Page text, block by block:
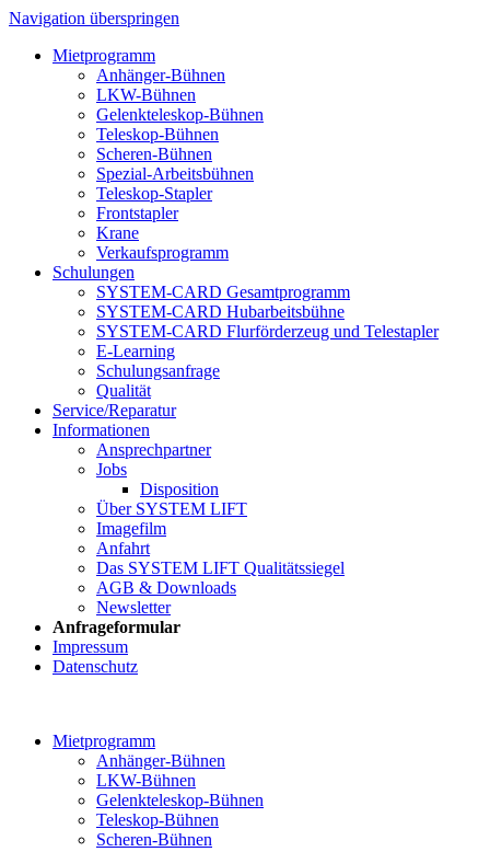
Navigation überspringen
Mietprogramm
Anhänger-Bühnen
LKW-Bühnen
Gelenkteleskop-Bühnen
Teleskop-Bühnen
Scheren-Bühnen
Spezial-Arbeitsbühnen
Teleskop-Stapler
Frontstapler
Krane
Verkaufsprogramm
Schulungen
SYSTEM-CARD Gesamtprogramm
SYSTEM-CARD Hubarbeitsbühne
SYSTEM-CARD Flurförderzeug und Telestapler
E-Learning
Schulungsanfrage
Qualität
Service/Reparatur
Informationen
Ansprechpartner
Jobs
Disposition
Über SYSTEM LIFT
Imagefilm
Anfahrt
Das SYSTEM LIFT Qualitätssiegel
AGB & Downloads
Newsletter
Anfrageformular
Impressum
Datenschutz
Mietprogramm
Anhänger-Bühnen
LKW-Bühnen
Gelenkteleskop-Bühnen
Teleskop-Bühnen
Scheren-Bühnen